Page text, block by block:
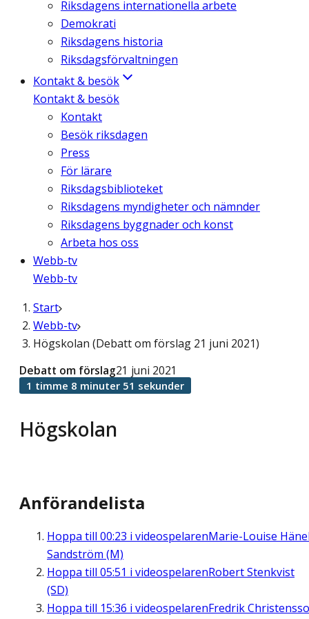
Riksdagens internationella arbete
Demokrati
Riksdagens historia
Riksdagsförvaltningen
Kontakt & besök
Kontakt & besök
Kontakt
Besök riksdagen
Press
För lärare
Riksdagsbiblioteket
Riksdagens myndigheter och nämnder
Riksdagens byggnader och konst
Arbeta hos oss
Webb-tv
Webb-tv
Start
Webb-tv
Högskolan (Debatt om förslag 21 juni 2021)
Högskolan
Debatt om förslag21 juni 2021
1 timme 8 minuter 51 sekunder
Anförandelista
Hoppa till 00:23 i videospelarenMarie-Louise
Sandström (M)
Hoppa till 05:51 i videospelarenRobert Stenkvist
(SD)
Hoppa till 15:36 i videospelarenFredrik